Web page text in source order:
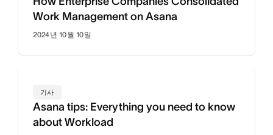
Work Management on Asana
2024년 10월 10일
기사
Asana tips: Everything you need to know
about Workload